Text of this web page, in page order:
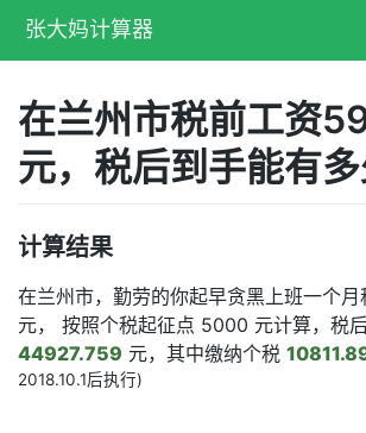
张大妈计算器
在兰州市税前工资
元，税后到手能有多
计算结果
在兰州市，勤劳的你起早贪黑上班一个月
元， 按照个税起征点 5000 元计算，税
44927.759 元，其中缴纳个税
2018.10.1后执行)